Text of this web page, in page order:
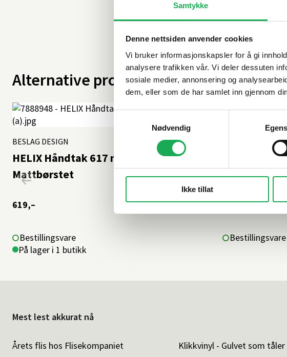
Samtykke
Denne nettsiden anvender cookies
Vi bruker informasjonskapsler for å gi
analysere trafikken vår. Vi deler dessuten
sosiale medier, annonsering og
dem, eller som de har samlet inn gjennom
Nødvendig
Ikke tillat
Alternative produkter
HELIX Håndtak 617 mm (C/C:608),
Mattbørstet
BESLAG DESIGN +3 farger
619,–
Bestillingsvare
På lager i 1 butikk
HELIX
matt
BESLAG DESIGN
619,–
Bestillingsvare
Mest lest akkurat nå
Årets flis hos Flisekompaniet Klikkvinyl - Gulvet som